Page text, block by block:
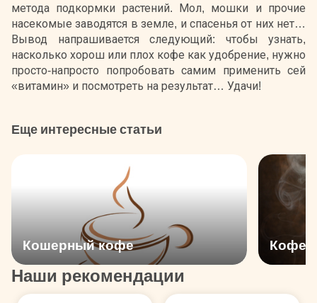
метода подкормки растений. Мол, мошки и прочие
насекомые заводятся в земле, и спасенья от них нет…
Вывод напрашивается следующий: чтобы узнать,
насколько хорош или плох кофе как удобрение, нужно
просто-напросто попробовать самим применить сей
«витамин» и посмотреть на результат… Удачи!
Еще интересные статьи
Кошерный кофе Кофе
Наши рекомендации